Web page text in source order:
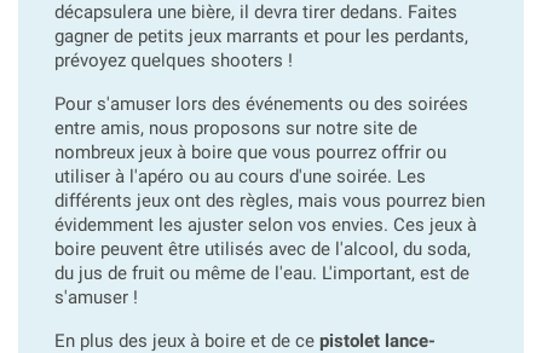
décapsulera une bière, il devra tirer dedans. Faites
gagner de petits jeux marrants et pour les perdants,
prévoyez quelques shooters !
Pour s'amuser lors des événements ou des soirées
entre amis, nous proposons sur notre site de
nombreux jeux à boire que vous pourrez offrir ou
utiliser à l'apéro ou au cours d'une soirée. Les
différents jeux ont des règles, mais vous pourrez bien
évidemment les ajuster selon vos envies. Ces jeux à
boire peuvent être utilisés avec de l'alcool, du soda,
du jus de fruit ou même de l'eau. L'important, est de
s'amuser !
En plus des jeux à boire et de ce pistolet lance-